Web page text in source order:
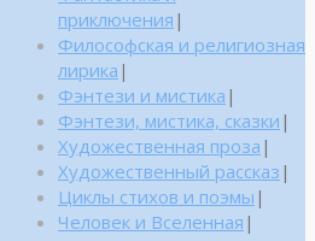
приключения |
Философская и религиозная
лирика |
Фэнтези и мистика |
Фэнтези, мистика, сказки |
Художественная проза |
Художественный рассказ |
Циклы стихов и поэмы |
Человек и Вселенная |